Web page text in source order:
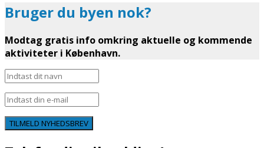
Bruger du byen nok?
Modtag gratis info omkring aktuelle og kommende
aktiviteter i København.
TILMELD NYHEDSBREV